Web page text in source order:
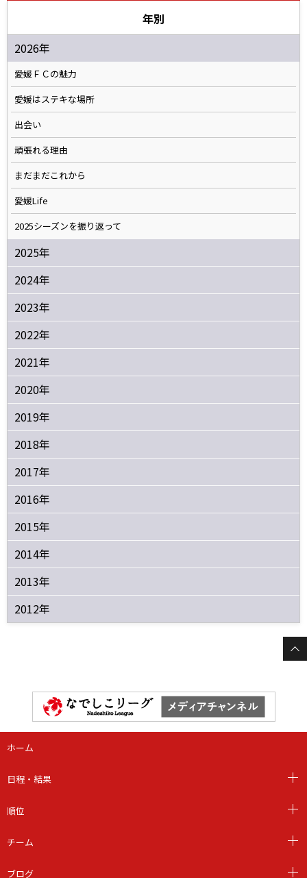
年別
2026年
愛媛ＦＣの魅力
愛媛はステキな場所
出会い
頑張れる理由
まだまだこれから
愛媛Life
2025シーズンを振り返って
2025年
2024年
2023年
2022年
2021年
2020年
2019年
2018年
2017年
2016年
2015年
2014年
2013年
2012年
ホーム
日程・結果
順位
チーム
ブログ